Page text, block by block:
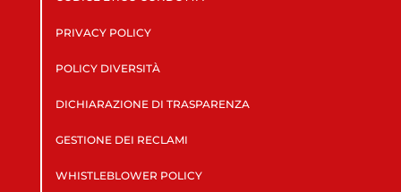
PRIVACY POLICY
POLICY DIVERSITÀ
DICHIARAZIONE DI TRASPARENZA
GESTIONE DEI RECLAMI
WHISTLEBLOWER POLICY